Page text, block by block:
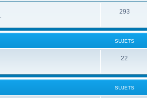
293
SUJETS
22
SUJETS